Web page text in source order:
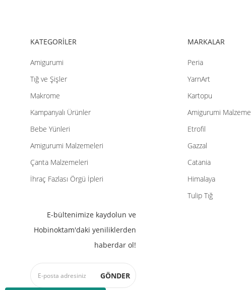
KATEGORİLER
Amigurumi
Tığ ve Şişler
Makrome
Kampanyalı Ürünler
Bebe Yünleri
Amigurumi Malzemeleri
Çanta Malzemeleri
İhraç Fazlası Örgü İpleri
MARKALAR
Peria
YarnArt
Kartopu
Amigurumi Malzeme
Etrofil
Gazzal
Catania
Himalaya
Tulip Tığ
E-bültenimize kaydolun ve
Hobinoktam'daki yeniliklerden
haberdar ol!
GÖNDER